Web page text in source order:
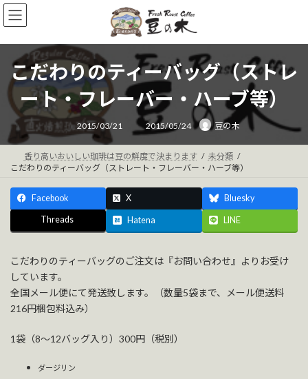
コ
ン
ン
キ
ナ
ビ
ー
に
こだわりのティーバッグ（ストレ
ート・フレーバー・ハーブ等）
2015/03/21
最
終
更
新
日
時
:
2015/05/24 豆の木
香り高いおいしい珈琲は豆の鮮度で決まります
未分類
こだわりのティーバッグ（ストレート・フレーバー・ハーブ等）
Facebook X Bluesky
Threads Hatena LINE
こだわりのティーバッグのご注文は『お問い合わせ』よりお受け
しています。
全国メール便にて発送致します。（数量5袋まで、メール便送料
216円梱包料込み）
1袋（8～12バッグ入り）300円（税別）
ダージリン